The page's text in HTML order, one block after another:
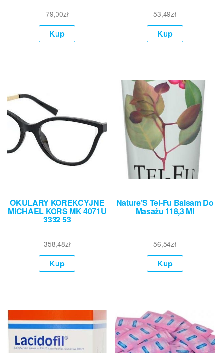
79,00zł
Kup
53,49zł
Kup
OKULARY KOREKCYJNE
MICHAEL KORS MK 4071U
3332 53
358,48zł
Kup
Nature’S Tei-Fu Balsam Do
Masażu 118,3 Ml
56,54zł
Kup